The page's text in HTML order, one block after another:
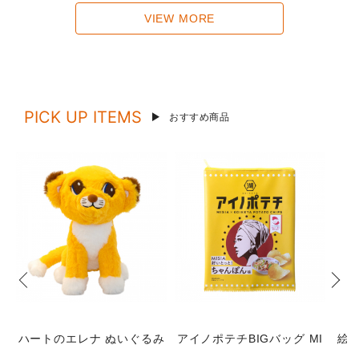
VIEW MORE
PICK UP ITEMS おすすめ商品
ハートのエレナ ぬいぐるみ
アイノポテチBIGバッグ MI
絵